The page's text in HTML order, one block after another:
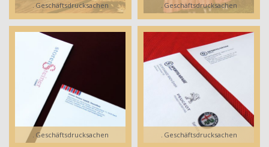
Geschäftsdrucksachen Geschäftsdrucksachen
Geschäftsdrucksachen Geschäftsdrucksachen